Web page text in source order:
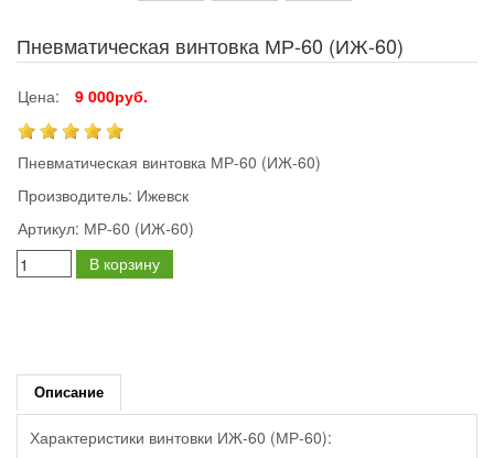
Пневматическая винтовка МР-60 (ИЖ-60)
Цена: 9 000руб.
Пневматическая винтовка МР-60 (ИЖ-60)
Производитель: Ижевск
Артикул: МР-60 (ИЖ-60)
В корзину
Описание
Характеристики винтовки ИЖ-60 (МР-60):